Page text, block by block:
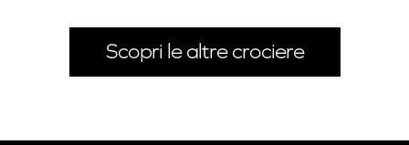
Scopri le altre crociere